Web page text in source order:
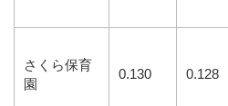
さくら保育
園
0.130 0.128